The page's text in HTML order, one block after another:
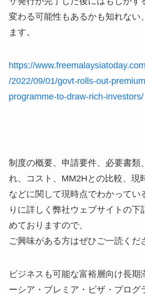
変わる可能性もあるかも知れない
ます。
https://
/2022/09/01/govt-rolls-out-
programme-to-draw-rich-investors/
制度の概要、申請要件、必要書類
れ、コスト、MM2Hとの比較、現
などに関して現時点でわかってい
りに詳しく弊社ウェブサイトの下
めておりますので、
ご興味がある方はぜひご一読くだ
ビジネスも可能な富裕層向け長期
ーシア・プレミア・ビザ・プログ